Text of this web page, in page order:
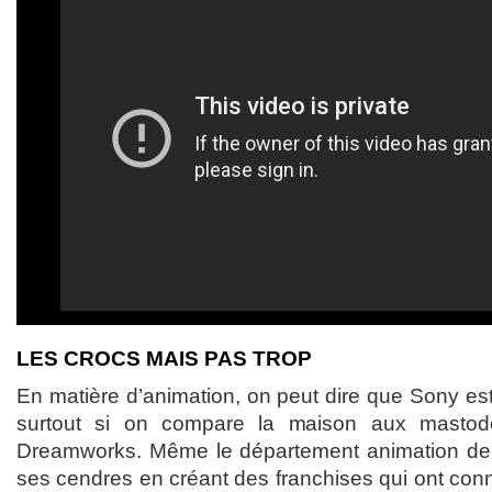
LES CROCS MAIS PAS TROP
En matière d’animation, on peut dire que Sony
surtout si on compare la maison aux
Dreamworks. Même le département animation
ses cendres en créant des franchises qui ont